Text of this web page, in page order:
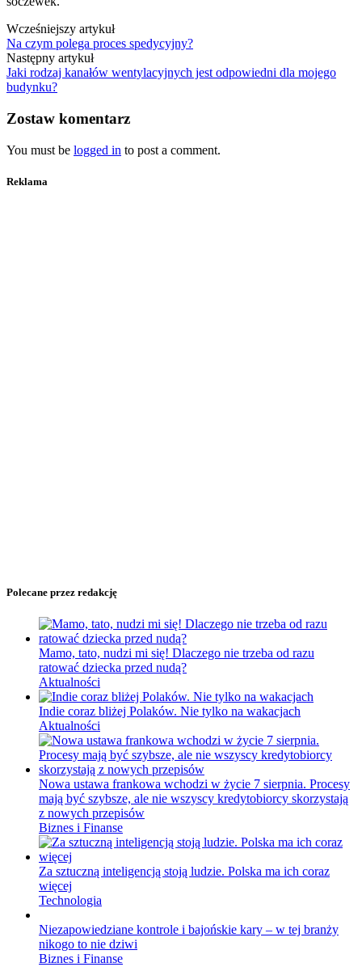
Wcześniejszy artykuł
Na czym polega proces spedycyjny?
Następny artykuł
Jaki rodzaj kanałów wentylacyjnych jest odpowiedni dla mojego
budynku?
Zostaw komentarz
You must be logged in to post a comment.
Reklama
Polecane przez redakcję
Mamo, tato, nudzi mi się! Dlaczego nie trzeba od razu
ratować dziecka przed nudą?
Aktualności
Indie coraz bliżej Polaków. Nie tylko na wakacjach
Aktualności
Nowa ustawa frankowa wchodzi w życie 7 sierpnia. Procesy
mają być szybsze, ale nie wszyscy kredytobiorcy skorzystają
z nowych przepisów
Biznes i Finanse
Za sztuczną inteligencją stoją ludzie. Polska ma ich coraz
więcej
Technologia
Niezapowiedziane kontrole i bajońskie kary – w tej branży
nikogo to nie dziwi
Biznes i Finanse